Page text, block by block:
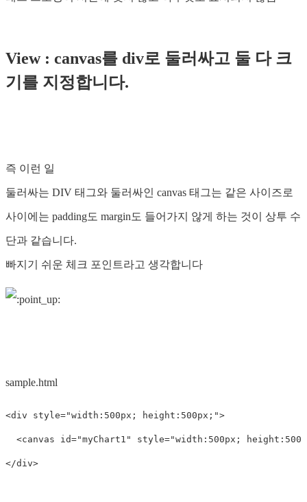
View : canvas를 div로 둘러싸고 둘 다 크
기를 지정합니다.
즉 이런 일
둘러싸는 DIV 태그와 둘러싸인 canvas 태그는 같은 사이즈로
사이에는 padding도 margin도 들어가지 않게 하는 것이 상투 수
단과 같습니다.
빠지기 쉬운 체크 포인트라고 생각합니다
sample.html
<div style="width:500px; height:500px;">
<canvas id="myChart1" style="width:500px;
</div>